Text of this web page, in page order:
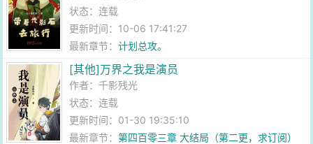
状态：连载
更新时间：10-06 17:41:27
最新章节：计划总攻。
[其他]万界之我是演员
作者：千影残光
状态：连载
更新时间：01-30 19:35:10
最新章节：第四百零三章 大结局（第二更，求订阅）